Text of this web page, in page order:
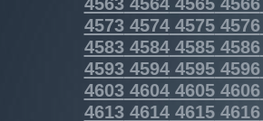
4573457445754576
4583458445854586
4593459445954596
4603460446054606
4613461446154616